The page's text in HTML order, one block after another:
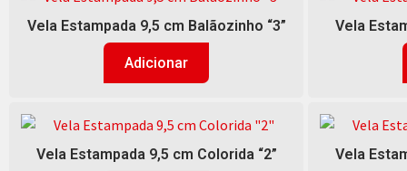
Vela Estampada 9,5 cm Balãozinho “3”
Adicionar
Vela
Vela Estampada 9,5 cm Colorida “2” Vela